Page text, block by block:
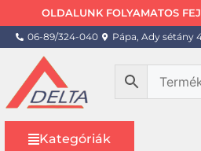
OLDALUNK FOLYAMATOS
06-89/324-040 Pápa, Ady sétány
Kategóriák